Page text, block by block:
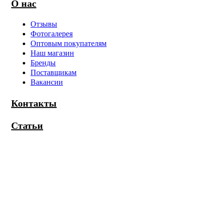
О нас
Отзывы
Фотогалерея
Оптовым покупателям
Наш магазин
Бренды
Поставщикам
Вакансии
Контакты
Статьи